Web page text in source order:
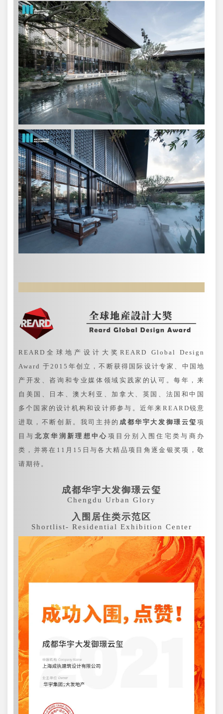
REARD全球地产设计大奖REARD Global Design
Award 于2015年创立，不断获得国际设计专家、中国地
产开发、咨询和专业媒体领域实践家的认可。每年，来
自美国、日本、澳大利亚、加拿大、英国、法国和中国
多个国家的设计机构和设计师参与。近年来REARD锐意
进取，不断创新。我司主持的 成都华宇大发御璟云玺项
目与 北京华润新理想中心 项目分别入围住宅类与商办
类，并将在11月15日与各大精品项目角逐金银奖项，敬
请期待。
成都华宇大发御璟云玺
Chengdu Urban Glory
入围居住类示范区
Shortlist- Residential Exhibition Center